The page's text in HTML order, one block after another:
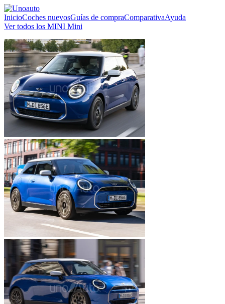
InicioCoches nuevosGuías de compraComparativaAyuda
Ver todos los MINI Mini